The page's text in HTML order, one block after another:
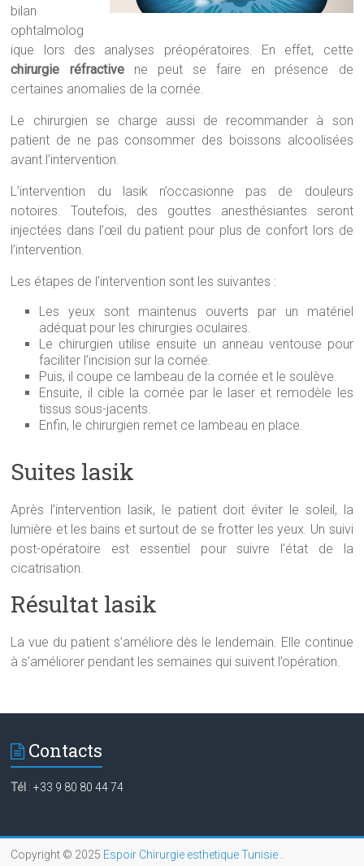
bilan
ophtalmolog
ique lors des analyses préopératoires. En effet, cette
chirurgie réfractivene peut se faire en présence de
certaines anomalies de la cornée.
Le chirurgien se charge aussi de recommander à son
patient de ne pas consommer des boissons alcoolisées
avant l’intervention.
L’intervention du lasik n’occasionne pas de douleurs
notoires. Toutefois, des gouttes anesthésiantes seront
injectées dans l’œil du patient pour plus de confort lors de
l’intervention.
Les étapes de l’intervention sont les suivantes :
Les yeux sont maintenus ouverts par un matériel
adéquat pour les chirurgies oculaires.
Le chirurgien utilise ensuite un anneau ventouse pour
faciliter l’incision sur la cornée.
Puis, il coupe ce lambeau de la cornée et le soulève.
Ensuite, il cible la cornée par le laser et remodèle les
tissus sous-jacents.
Enfin, le chirurgien remet ce lambeau en place.
Suites lasik
Après l’intervention lasik, le patient doit éviter le soleil, la
lumière et les bains et surtout de se frotter les yeux. Un suivi
post-opératoire est essentiel pour suivre l’état de la
cicatrisation.
Résultat lasik
La vue du patient s’améliore dès le lendemain. Elle continue
à s’améliorer pendant les semaines qui suivent l’opération.
Contacts
Tél :+33 9 80 80 44 74
Copyright © 2025 Espoir Chirurgie esthetique Tunisie